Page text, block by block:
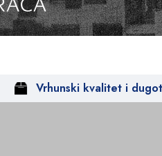
Vrhunski kvalitet i